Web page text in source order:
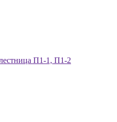
П1-1, П1-2